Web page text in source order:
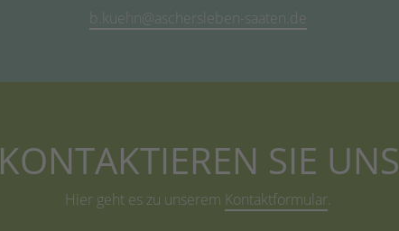
b.kuehn@
KONTAKTIEREN SIE UNS
Hier geht es zu unserem Kontaktformular.